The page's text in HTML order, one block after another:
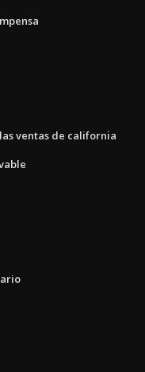
ventas de california